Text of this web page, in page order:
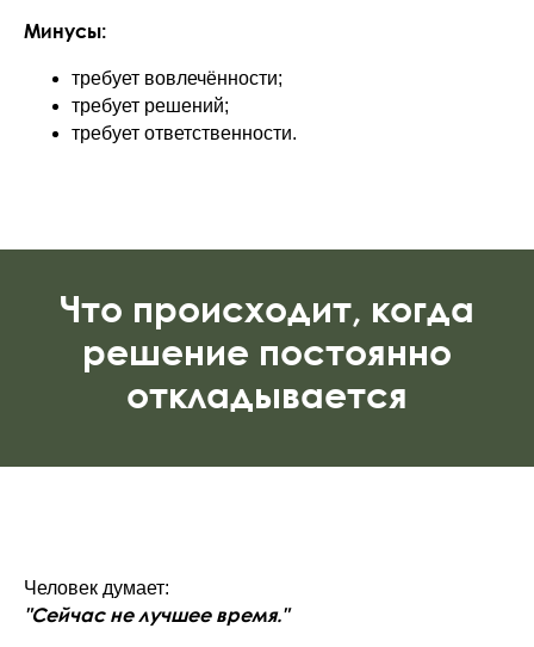
Минусы:
требует вовлечённости;
требует решений;
требует ответственности.
Что происходит, когда
решение постоянно
откладывается
Человек думает:
"Сейчас не лучшее время."